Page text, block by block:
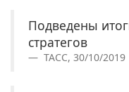
Подведены
стратегов
ТАСС, 30/10/2019